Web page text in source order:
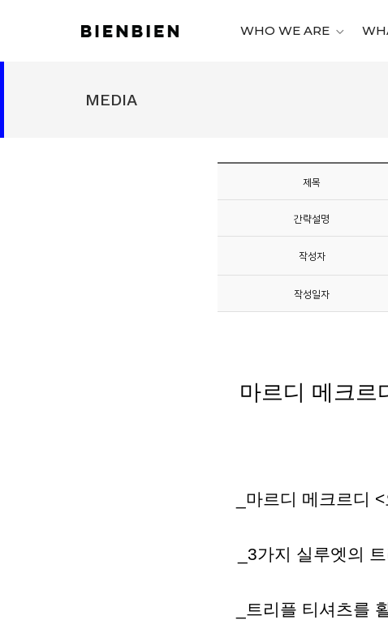
WHO WE ARE
MEDIA
제목
간략설명
작성자
작성일자
마르디 메크르
마르디 메크르디 <
_3가지 실루엣의
트리플 티셔츠를